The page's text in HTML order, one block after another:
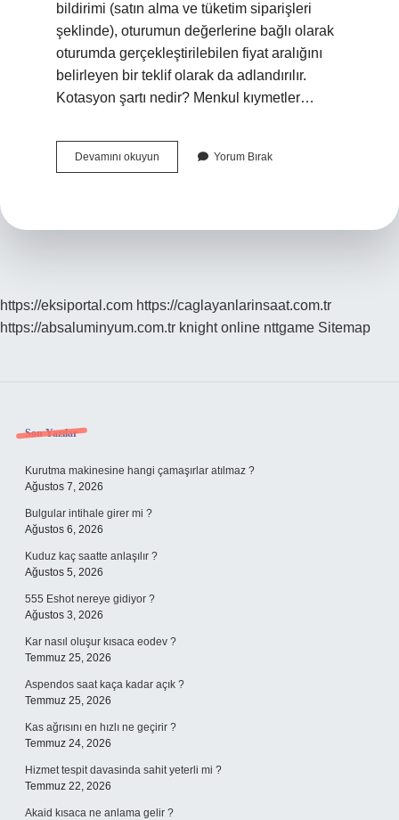
bildirimi (satın alma ve tüketim siparişleri
şeklinde), oturumun değerlerine bağlı olarak
oturumda gerçekleştirilebilen fiyat aralığını
belirleyen bir teklif olarak da adlandırılır.
Kotasyon şartı nedir? Menkul kıymetler…
Devamını okuyun Kotasyon
Nedir
Yorum Bırak
https://eksiportal.com https://caglayanlarinsaat.com.tr
https://absaluminyum.com.tr knight online nttgame Sitemap
Sidebar
Son Yazılar
Kurutma makinesine hangi çamaşırlar atılmaz ?
Ağustos 7, 2026
Bulgular intihale girer mi ?
Ağustos 6, 2026
Kuduz kaç saatte anlaşılır ?
Ağustos 5, 2026
555 Eshot nereye gidiyor ?
Ağustos 3, 2026
Kar nasıl oluşur kısaca eodev ?
Temmuz 25, 2026
Aspendos saat kaça kadar açık ?
Temmuz 25, 2026
Kas ağrısını en hızlı ne geçirir ?
Temmuz 24, 2026
Hizmet tespit davasinda sahit yeterli mi ?
Temmuz 22, 2026
Akaid kısaca ne anlama gelir ?